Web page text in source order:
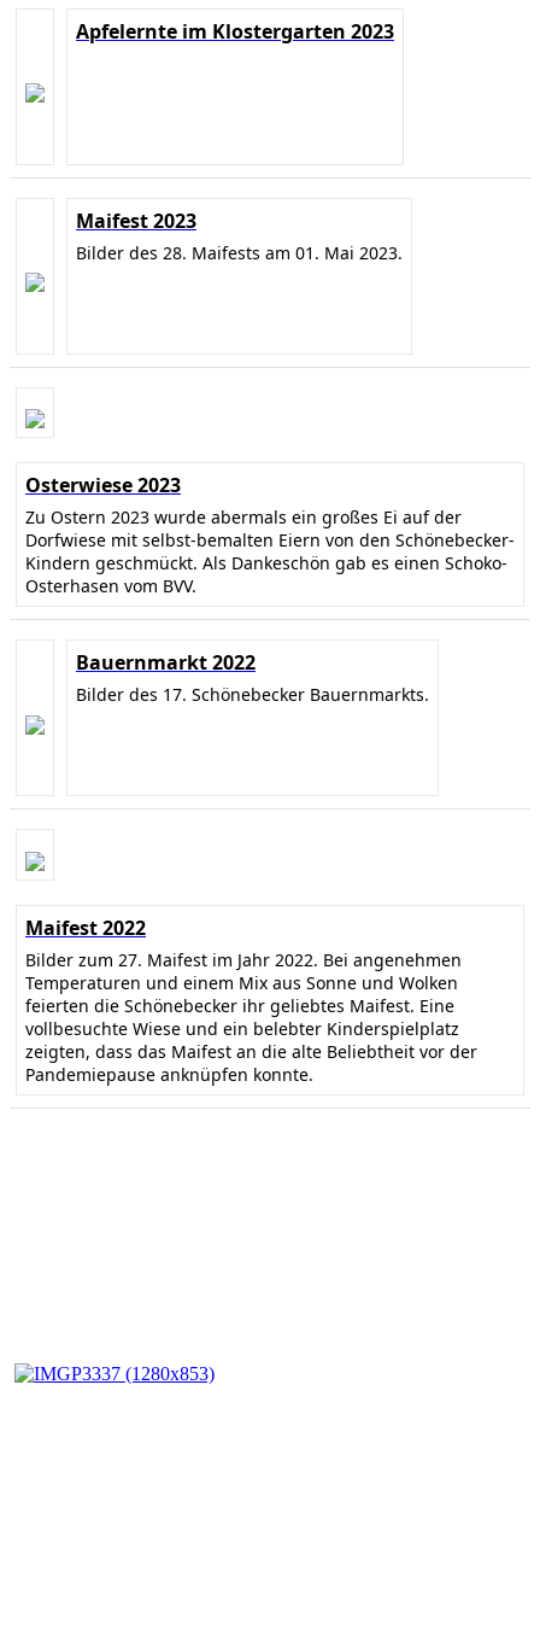
Apfelernte im Klostergarten 2023
Maifest 2023
Bilder des 28. Maifests am 01. Mai 2023.
Osterwiese 2023
Zu Ostern 2023 wurde abermals ein großes Ei auf der
Dorfwiese mit selbst-bemalten Eiern von den Schönebecker-
Kindern geschmückt. Als Dankeschön gab es einen Schoko-
Osterhasen vom BVV.
Bauernmarkt 2022
Bilder des 17. Schönebecker Bauernmarkts.
Maifest 2022
Bilder zum 27. Maifest im Jahr 2022. Bei angenehmen
Temperaturen und einem Mix aus Sonne und Wolken
feierten die Schönebecker ihr geliebtes Maifest. Eine
vollbesuchte Wiese und ein belebter Kinderspielplatz
zeigten, dass das Maifest an die alte Beliebtheit vor der
Pandemiepause anknüpfen konnte.